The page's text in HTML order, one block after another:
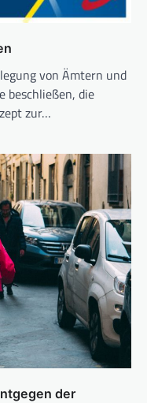
von Ämtern und
beschließen, die
zur…
der